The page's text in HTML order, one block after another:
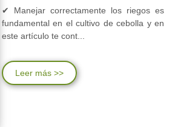
✔ Manejar correctamente los riegos es
fundamental en el cultivo de cebolla y en
este artículo te cont...
Leer más >>